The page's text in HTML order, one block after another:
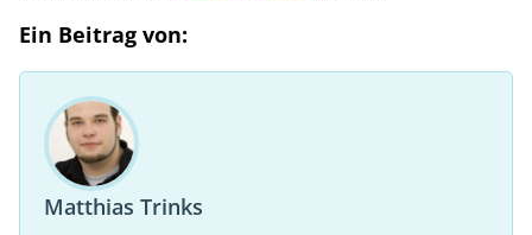
Ein Beitrag von:
Matthias Trinks